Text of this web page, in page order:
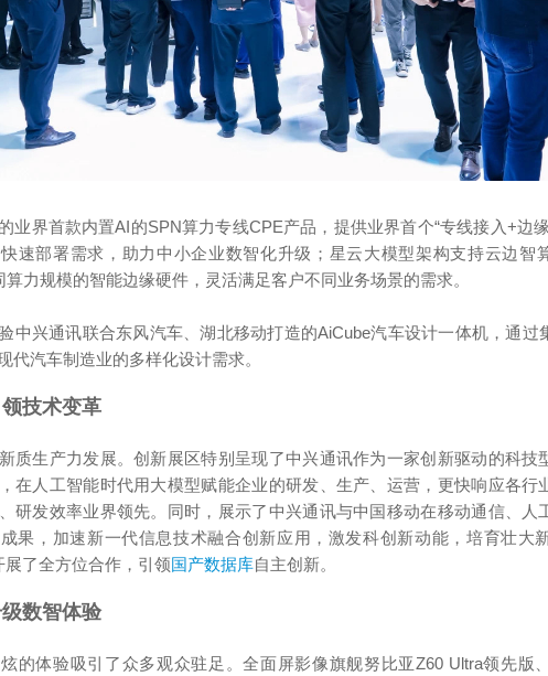
业界首款内置AI的SPN算力专线CPE产品，提供业界首个“专线接入+边
速部署需求，助力中小企业数智化升级；星云大模型架构支持云边智
算力规模的智能边缘硬件，灵活满足客户不同业务场景的需求。
中兴通讯联合东风汽车、湖北移动打造的AiCube汽车设计一体机，通过
代汽车制造业的多样化设计需求。
技术变革
质生产力发展。创新展区特别呈现了中兴通讯作为一家创新驱动的科技
在人工智能时代用大模型赋能企业的研发、生产、运营，更快响应各行
研发效率业界领先。同时，展示了中兴通讯与中国移动在移动通信、人
果，加速新一代信息技术融合创新应用，激发科创新动能，培育壮大
展了全方位合作，引领国产数据库自主创新。
数智体验
的体验吸引了众多观众驻足。全面屏影像旗舰努比亚Z60 Ultra领先版